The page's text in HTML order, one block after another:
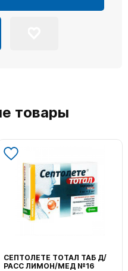
товары
СЕПТОЛЕТЕ ТОТАЛ ТАБ Д/
РАСС ЛИМОН/МЕД №16